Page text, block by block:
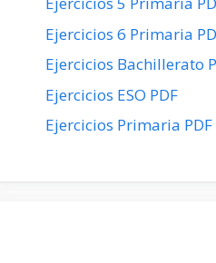
Ejercicios 6 Primaria
Ejercicios Bachillerato
Ejercicios ESO PDF
Ejercicios Primaria PDF